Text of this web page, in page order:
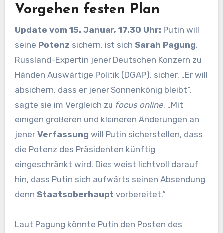
Vorgehen festen Plan
Update vom 15. Januar, 17.30 Uhr: Putin will
seine Potenz sichern, ist sich Sarah Pagung,
Russland-Expertin jener Deutschen Konzern zu
Händen Auswärtige Politik (DGAP), sicher. „Er will
absichern, dass er jener Sonnenkönig bleibt“,
sagte sie im Vergleich zu focus online. „Mit
einigen größeren und kleineren Änderungen an
jener Verfassung will Putin sicherstellen, dass
die Potenz des Präsidenten künftig
eingeschränkt wird. Dies weist lichtvoll darauf
hin, dass Putin sich aufwärts seinen Absendung
denn Staatsoberhaupt vorbereitet.“
Laut Pagung könnte Putin den Posten des